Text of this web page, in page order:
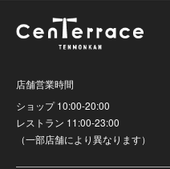
店舗営業時間
ショップ 10:00-20:00
レストラン 11:00-23:00
（一部店舗により異なります）